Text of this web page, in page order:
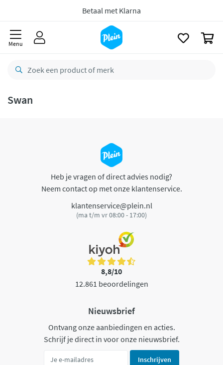
Betaal met Klarna
Menu
Swan
Heb je vragen of direct advies nodig?
Neem contact op met onze klantenservice.
klantenservice@plein.nl
(ma t/m vr 08:00 - 17:00)
8,8/10
12.861 beoordelingen
Nieuwsbrief
Ontvang onze aanbiedingen en acties.
Schrijf je direct in voor onze nieuwsbrief.
Inschrijven